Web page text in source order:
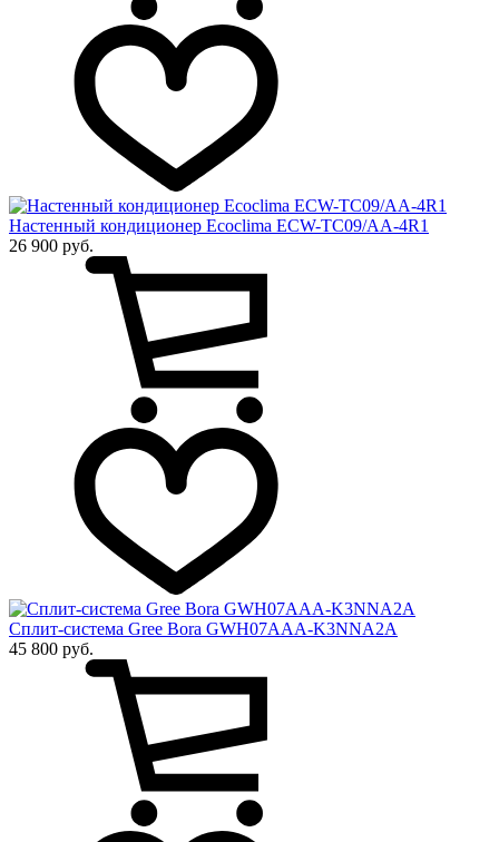
Настенный кондиционер Ecoclima ECW-TC09/AA-4R1
26 900 руб.
Сплит-система Gree Bora GWH07AAA-K3NNA2A
45 800 руб.